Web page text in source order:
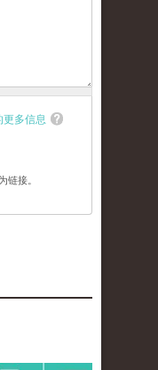
更多信息
链接。